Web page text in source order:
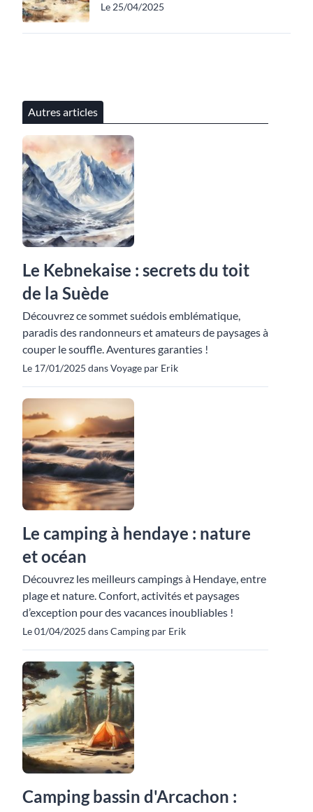
Le 25/04/2025
Autres articles
Le Kebnekaise : secrets du toit
de la Suède
Découvrez ce sommet suédois emblématique,
paradis des randonneurs et amateurs de paysages à
couper le souffle. Aventures garanties !
Le 17/01/2025 dans Voyage par Erik
Le camping à hendaye : nature
et océan
Découvrez les meilleurs campings à Hendaye, entre
plage et nature. Confort, activités et paysages
d’exception pour des vacances inoubliables !
Le 01/04/2025 dans Camping par Erik
Camping bassin d'Arcachon :